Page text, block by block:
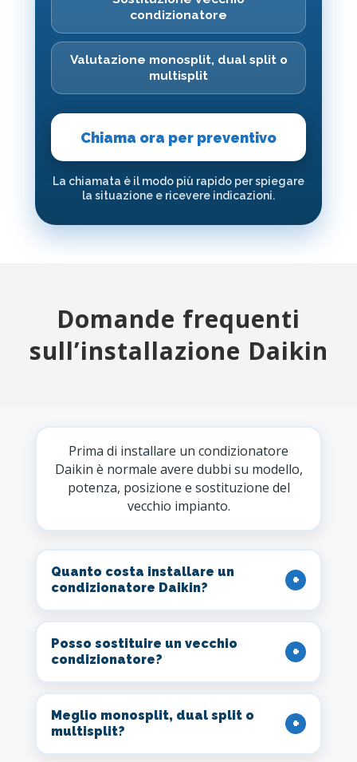
condizionatore
Valutazione monosplit, dual split o
multisplit
Chiama ora per preventivo
La chiamata è il modo più rapido per spiegare
la situazione e ricevere indicazioni.
Domande frequenti
sull’installazione Daikin
Prima di installare un condizionatore
Daikin è normale avere dubbi su modello,
potenza, posizione e sostituzione del
vecchio impianto.
Quanto costa installare un
condizionatore Daikin?
Posso sostituire un vecchio
condizionatore?
Meglio monosplit, dual split o
multisplit?